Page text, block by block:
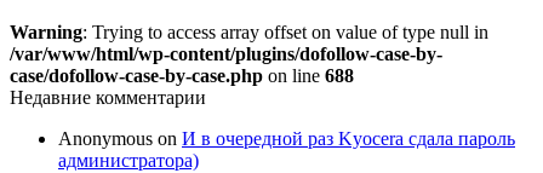
Warning: Trying to access array offset on value of type null in
/var/www/html/wp-content/plugins/dofollow-case-by-
case/dofollow-case-by-case.php on line 688
Недавние комментарии
Anonymous on И в очередной раз Kyocera сдала пароль
администратора)